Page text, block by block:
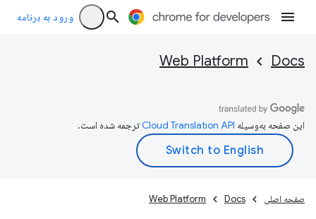
ورود به برنامه
Docs
Web Platform
این صفحه به‌وسیله ترجمه شده است.
صفحه اصلی Docs
Web Platform